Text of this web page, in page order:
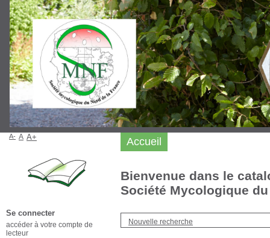
Bienvenue dans le
Société Mycologique
Nouvelle recherche
Accueil
A- A A+
Se connecter
accéder à votre compte de
lecteur